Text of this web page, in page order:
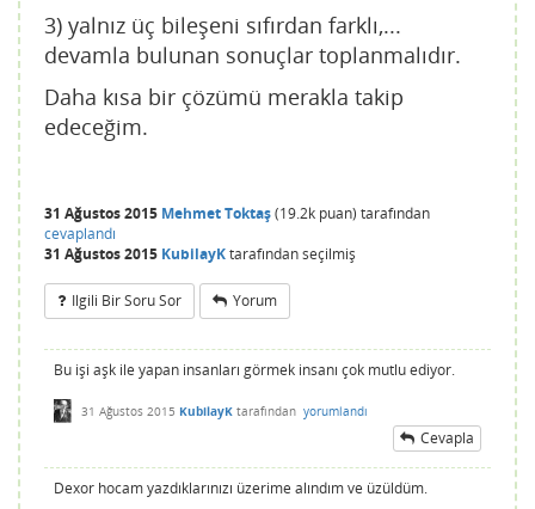
3) yalnız üç bileşeni sıfırdan farklı,...
devamla bulunan sonuçlar toplanmalıdır.
Daha kısa bir çözümü merakla takip
edeceğim.
31 Ağustos 2015 Mehmet Toktaş(19.2k puan) tarafından
cevaplandı
31 Ağustos 2015 KubilayKtarafındanseçilmiş
Ilgili Bir Soru Sor Yorum
Bu işi aşk ile yapan insanları görmek insanı çok mutlu ediyor.
31 Ağustos 2015 KubilayK tarafından yorumlandı
Cevapla
Dexor hocam yazdıklarınızı üzerime alındım ve üzüldüm.